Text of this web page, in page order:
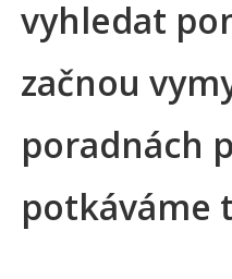
vyhledat
začnou
poradnách
potkáváme